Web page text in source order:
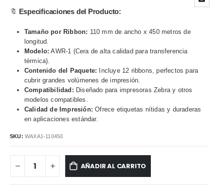
🔖 Especificaciones del Producto:
Tamaño por Ribbon: 110 mm de ancho x 450 metros de
longitud.
Modelo: AWR-1 (Cera de alta calidad para transferencia
térmica).
Contenido del Paquete: Incluye 12 ribbons, perfectos para
cubrir grandes volúmenes de impresión.
Compatibilidad: Diseñado para impresoras Zebra y otros
modelos compatibles.
Calidad de Impresión: Ofrece etiquetas nítidas y duraderas
en aplicaciones estándar.
SKU: WAXA1-110450
AÑADIR AL CARRITO